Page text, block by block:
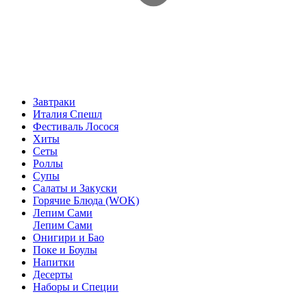
Завтраки
Италия Спешл
Фестиваль Лосося
Хиты
Сеты
Роллы
Супы
Салаты и Закуски
Горячие Блюда (WOK)
Лепим Сами
Лепим Сами
Онигири и Бао
Поке и Боулы
Напитки
Десерты
Наборы и Специи